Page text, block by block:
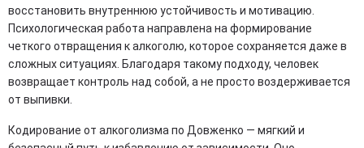
восстановить внутреннюю устойчивость и мотивацию.
Психологическая работа направлена на формирование
четкого отвращения к алкоголю, которое сохраняется даже в
сложных ситуациях. Благодаря такому подходу, человек
возвращает контроль над собой, а не просто воздерживается
от выпивки.
Кодирование от алкоголизма по Довженко — мягкий и